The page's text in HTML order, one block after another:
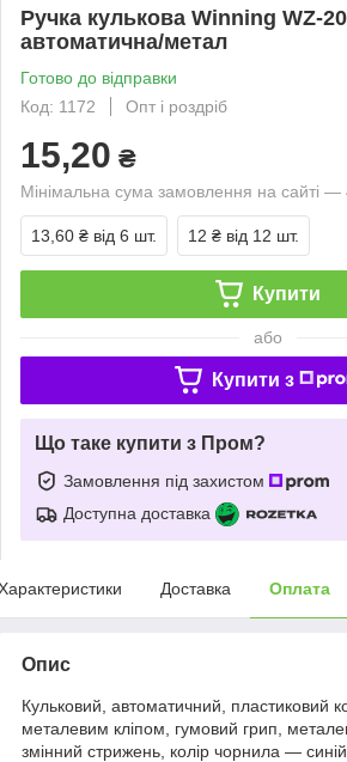
Ручка кулькова Winning WZ-
автоматична/метал
Готово до відправки
Код: 1172
Опт і роздріб
15,20 ₴
Мінімальна сума замовлення на сайті —
13,60 ₴ від 6 шт. 12 ₴ від 12 шт.
Купити
або
Купити з
Що таке купити з Пром?
Замовлення під захистом
Доступна доставка
Доставка Оплата
Опис
Кульковий, автоматичний, пластиковий
металевим кліпом, гумовий грип,
змінний стрижень, колір чорнила —